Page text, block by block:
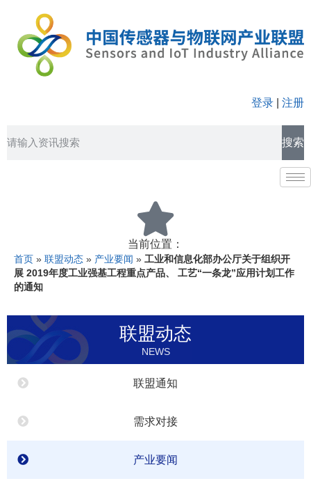
登录 注册
搜索
当前位置：
首页 » 联盟动态 » 产业要闻 » 工业和信息化部办公厅关于组织开
展 2019年度工业强基工程重点产品、 工艺“一条龙”应用计划工作
的通知
联盟动态
NEWS
联盟通知
需求对接
产业要闻